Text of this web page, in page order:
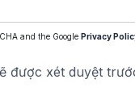
and the Google Privacy
được xét duyệt